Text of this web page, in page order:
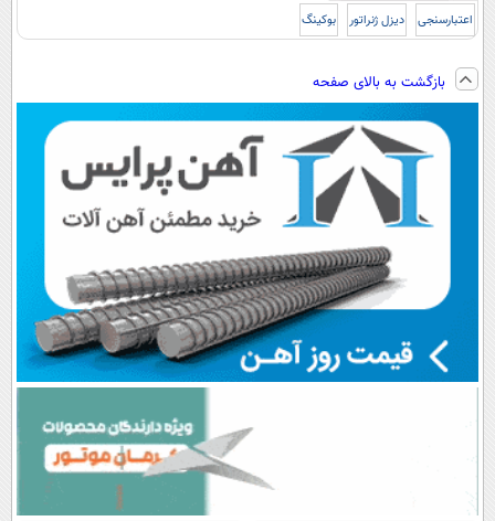
اعتبارسنجی دیزل ژنراتور بوکینگ
بازگشت به بالای صفحه